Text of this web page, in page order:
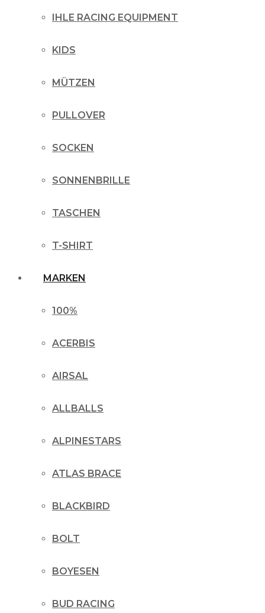
IHLE RACING EQUIPMENT
KIDS
MÜTZEN
PULLOVER
SOCKEN
SONNENBRILLE
TASCHEN
T-SHIRT
MARKEN
100%
ACERBIS
AIRSAL
ALLBALLS
ALPINESTARS
ATLAS BRACE
BLACKBIRD
BOLT
BOYESEN
BUD RACING